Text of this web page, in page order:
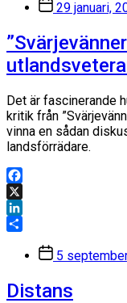
Inläggsdatum
29 januari,
Det är fascinerande
kritik från
vinna en sådan
landsförrädare.
Facebook
X
LinkedIn
Inläggsdatum
5
Distans